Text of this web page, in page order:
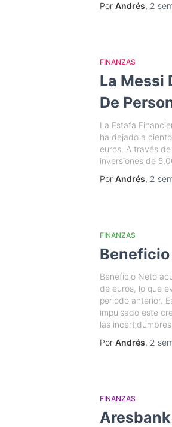
Por Andrés, 2
FINANZAS
La Messi
De
La Estafa
ha dejado a
euros. A través
inversiones de
Por Andrés, 2
FINANZAS
Beneficio Neto
de euros, lo que
periodo anterior.
impulsado este
las incertidumbres
Por Andrés, 2
FINANZAS